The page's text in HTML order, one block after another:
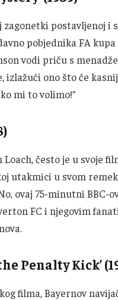
postavljenoj i
pobjednika FA
vodi priču s
izlažući ono što će
mi to volimo!”
često je u svoje
utakmici u svom
ovaj 75-minutni BBC-
FC i njegovim
Penalty Kick’
filma, Bayernov